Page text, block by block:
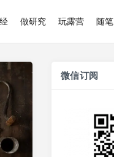
做研究 玩露营 随笔
微信订阅